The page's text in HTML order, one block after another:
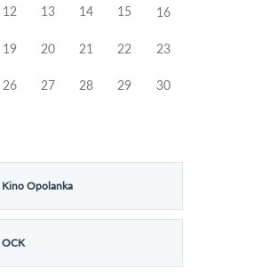
12 13 14 15 16
19 20 21 22 23
26 27 28 29 30
Kino Opolanka
OCK